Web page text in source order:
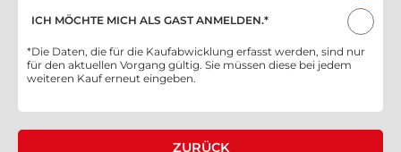
ICH MÖCHTE MICH ALS GAST ANMELDEN.*
*Die Daten, die für die Kaufabwicklung erfasst werden, sind nur
für den aktuellen Vorgang gültig. Sie müssen diese bei jedem
weiteren Kauf erneut eingeben.